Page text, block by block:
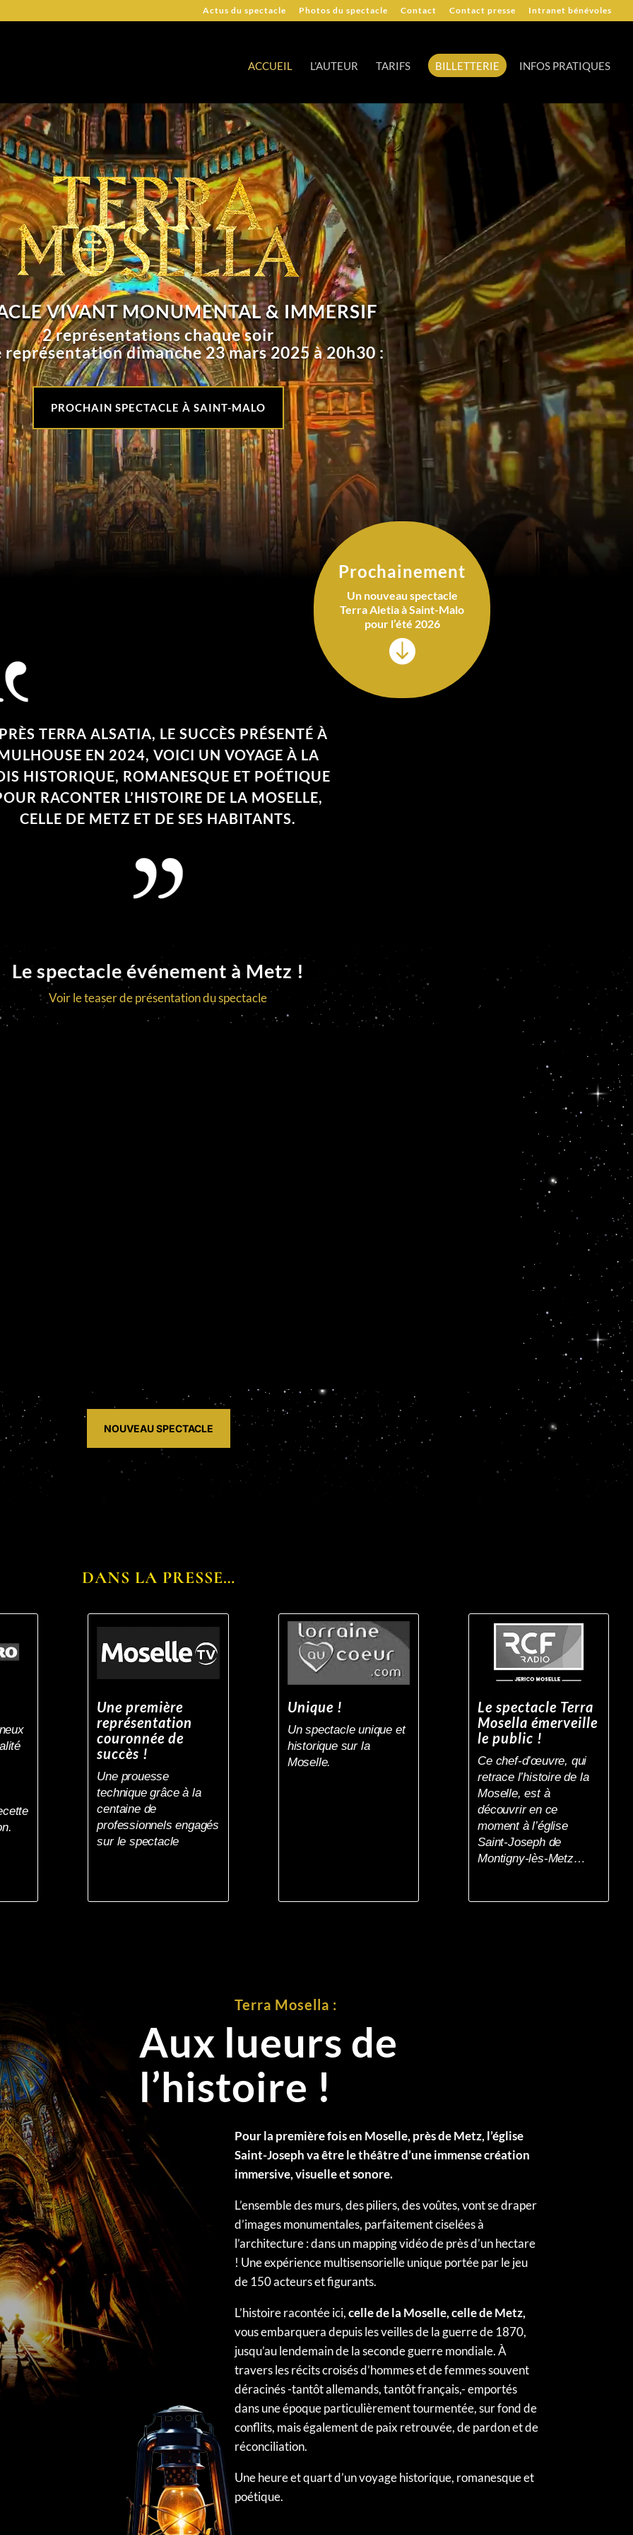
Actus du spectacle Photos du spectacle Contact Contact presse Intranet bénévoles
ACCUEIL L’AUTEUR TARIFS BILLETTERIE INFOS PRATIQUES
VIVANT MONUMENTAL & IMMERSIF
2 représentations chaque soir
dimanche 23 mars 2025 à 20h30 :
PROCHAIN SPECTACLE À SAINT-MALO
Prochainement
Un nouveau spectacle
Terra Aletia à Saint-Malo
pour l’été 2026

TERRA ALSATIA, LE SUCCÈS PRÉSENTÉ À
EN 2024, VOICI UN VOYAGE À LA
HISTORIQUE, ROMANESQUE ET POÉTIQUE
RACONTER L’HISTOIRE DE LA MOSELLE,
CELLE DE METZ ET DE SES HABITANTS.
Le spectacle événement à Metz !
Voir le teaser de présentation du spectacle
NOUVEAU SPECTACLE
DANS LA PRESSE…
Une première
représentation
couronnée de
succès !
Une prouesse
technique grâce à la
centaine de
professionnels engagés
sur le spectacle
Unique !
Un spectacle unique et
historique sur la
Moselle.
Le spectacle Terra
Mosella émerveille
le public !
Ce chef-d’œuvre, qui
retrace l’histoire de la
Moselle, est à
découvrir en ce
moment à l’église
Saint-Joseph de
Montigny-lès-Metz…
Terra Mosella :
Aux lueurs de
l’histoire !
Pour la première fois en Moselle, près de Metz, l’église
Saint-Joseph va être le théâtre d’une immense création
immersive, visuelle et sonore.
L’ensemble des murs, des piliers, des voûtes, vont se draper
d’images monumentales, parfaitement ciselées à
l’architecture : dans un mapping vidéo de près d’un hectare
! Une expérience multisensorielle unique portée par le jeu
de 150 acteurs et figurants.
L’histoire racontée ici,celle de la Moselle, celle de Metz,
vous embarquera depuis les veilles de la guerre de 1870,
jusqu’au lendemain de la seconde guerre mondiale. À
travers les récits croisés d’hommes et de femmes souvent
déracinés -tantôt allemands, tantôt français,- emportés
dans une époque particulièrement tourmentée, sur fond de
conflits, mais également de paix retrouvée, de pardon et de
réconciliation.
Une heure et quart d’un voyage historique, romanesque et
poétique.